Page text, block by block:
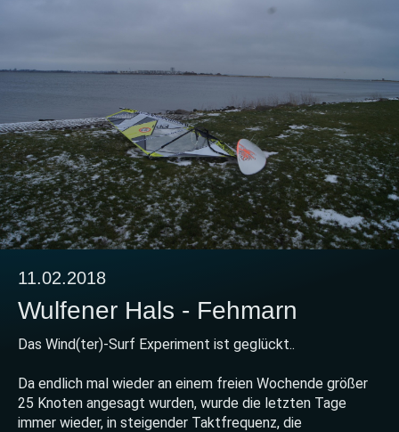
11.02.2018
Wulfener Hals - Fehmarn
Das Wind(ter)-Surf Experiment ist geglückt..
Da endlich mal wieder an einem freien Wochende größer
25 Knoten angesagt wurden, wurde die letzten Tage
immer wieder, in steigender Taktfrequenz, die